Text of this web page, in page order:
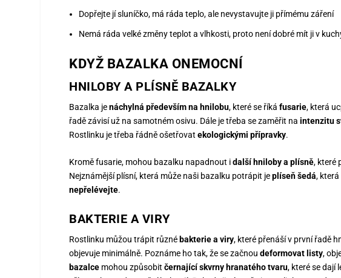
Dopřejte jí sluníčko, má ráda teplo, ale nevystavujte ji přímému záření
Nemá ráda velké změny teplot a vlhkosti, proto není dobré mít ji v
KDYŽ BAZALKA ONEMOCNÍ
HNILOBY A PLÍSNĚ BAZALKY
Bazalka jenáchylná především na hnilobu, které se říkáfusarie, která
řadě závisí už na samotném osivu. Dále je třeba se zaměřit naintenzitu
Rostlinku je třeba řádně ošetřovatekologickými přípravky.
Kromě fusarie, mohou bazalku napadnout idalší hniloby a plísně, které
Nejznámější plísní, která může naši bazalku potrápit jeplíseň šedá,
nepřelévejte.
BAKTERIE A VIRY
Rostlinku můžou trápit různé bakterie a viry, které přenáší v první řadě
objevuje minimálně. Poznáme ho tak, že se začnoudeformovat listy,
bazalce mohou způsobitčernající skvrny hranatého tvaru, které se dají